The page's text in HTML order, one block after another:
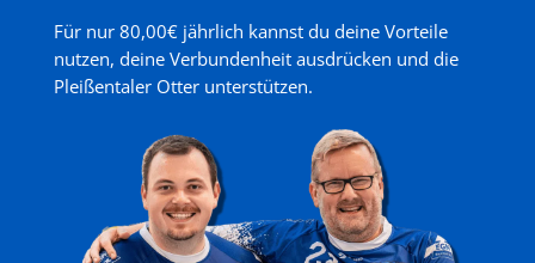
Für nur 80,00€ jährlich kannst du deine Vorteile
nutzen, deine Verbundenheit ausdrücken und die
Pleißentaler Otter unterstützen.